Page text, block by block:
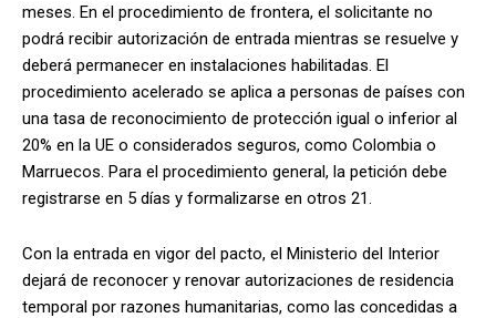
meses. En el procedimiento de frontera, el solicitante no
podrá recibir autorización de entrada mientras se resuelve y
deberá permanecer en instalaciones habilitadas. El
procedimiento acelerado se aplica a personas de países con
una tasa de reconocimiento de protección igual o inferior al
20% en la UE o considerados seguros, como Colombia o
Marruecos. Para el procedimiento general, la petición debe
registrarse en 5 días y formalizarse en otros 21.
Con la entrada en vigor del pacto, el Ministerio del Interior
dejará de reconocer y renovar autorizaciones de residencia
temporal por razones humanitarias, como las concedidas a